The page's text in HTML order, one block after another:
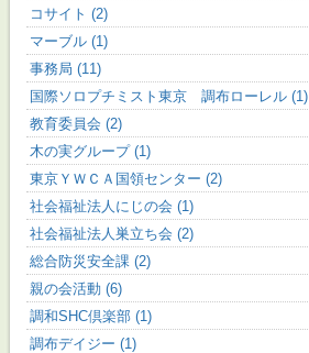
コサイト (2)
マーブル (1)
事務局 (11)
国際ソロプチミスト東京 調布ローレル (1)
教育委員会 (2)
木の実グループ (1)
東京ＹＷＣＡ国領センター (2)
社会福祉法人にじの会 (1)
社会福祉法人巣立ち会 (2)
総合防災安全課 (2)
親の会活動 (6)
調和SHC倶楽部 (1)
調布デイジー (1)